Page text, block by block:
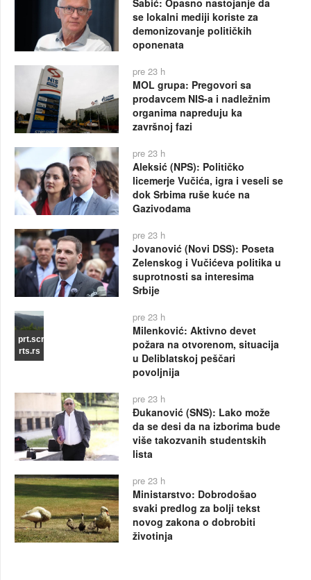
se lokalni mediji koriste za
demonizovanje političkih
oponenata
pre 23 h
MOL grupa: Pregovori sa
prodavcem NIS-a i nadležnim
organima napreduju ka
završnoj fazi
pre 23 h
Aleksić (NPS): Političko
licemerje Vučića, igra i veseli se
dok Srbima ruše kuće na
Gazivodama
pre 23 h
Jovanović (Novi DSS): Poseta
Zelenskog i Vučićeva politika u
suprotnosti sa interesima
Srbije
prt.scr
rts.rs
pre 23 h
Milenković: Aktivno devet
požara na otvorenom, situacija
u Deliblatskoj peščari
povoljnija
pre 23 h
Đukanović (SNS): Lako može
da se desi da na izborima bude
više takozvanih studentskih
lista
pre 23 h
Ministarstvo: Dobrodošao
svaki predlog za bolji tekst
novog zakona o dobrobiti
životinja